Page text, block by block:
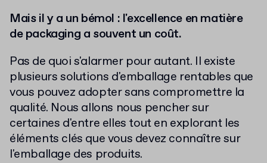
Mais il y a un bémol : l'excellence en matière
de packaging a souvent un coût.
Pas de quoi s'alarmer pour autant. Il existe
plusieurs solutions d'emballage rentables que
vous pouvez adopter sans compromettre la
qualité. Nous allons nous pencher sur
certaines d'entre elles tout en explorant les
éléments clés que vous devez connaître sur
l'emballage des produits.